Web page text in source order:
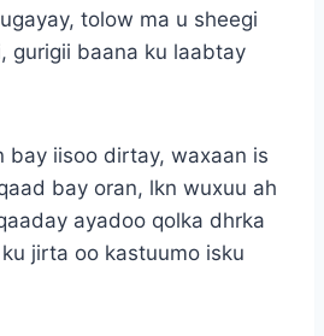
tolow ma u sheegi
gurigii baana ku laabtay
bay iisoo dirtay, waxaan is
bay oran, lkn wuxuu ah
ayadoo qolka dhrka
jirta oo kastuumo isku